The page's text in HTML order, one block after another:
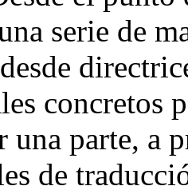
serie de
concretos
parte, a
de